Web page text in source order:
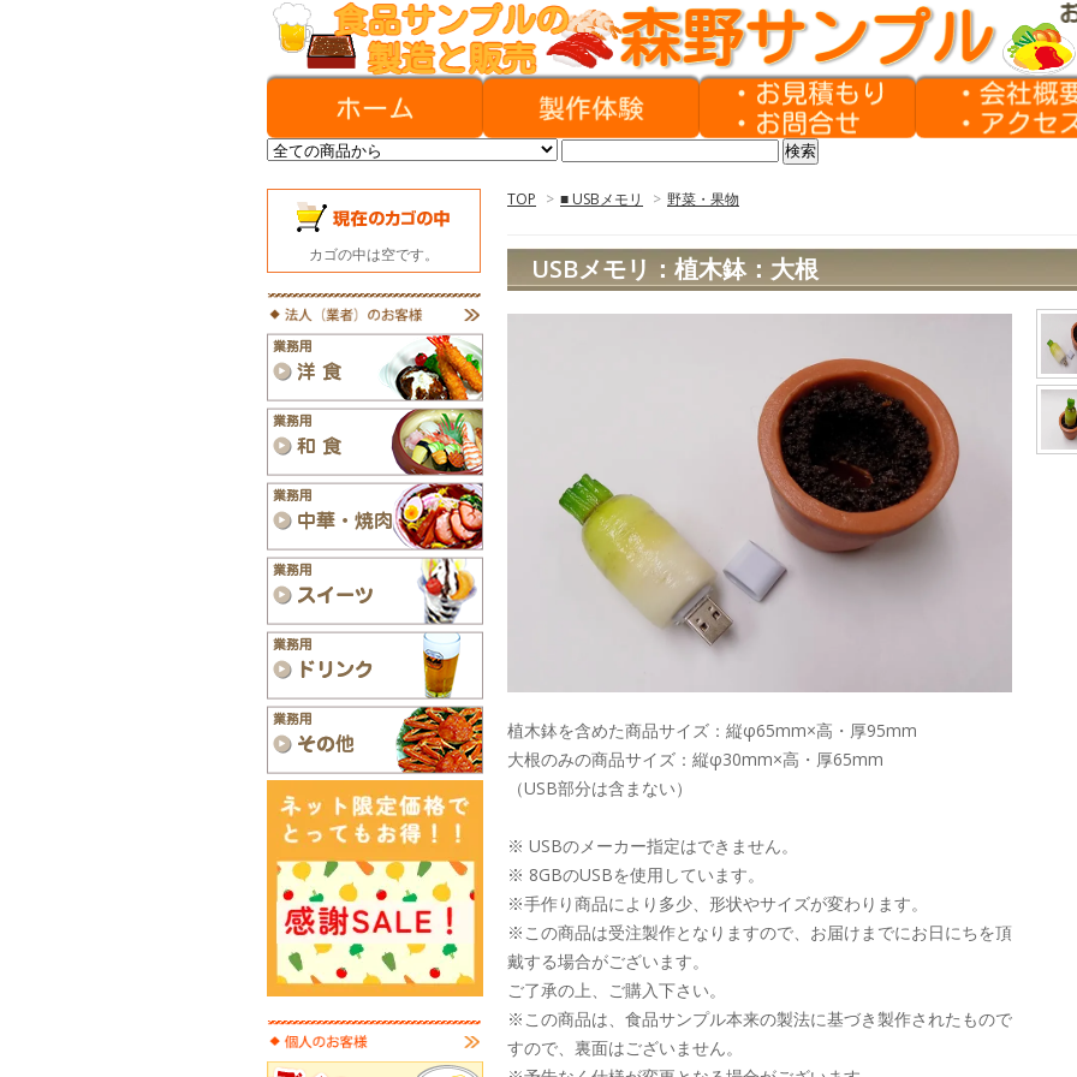
TOP > ■ USBメモリ > 野菜・果物
USBメモリ：植木鉢：大根
植木鉢を含めた商品サイズ：縦φ65mm×高・厚95mm
大根のみの商品サイズ：縦φ30mm×高・厚65mm
（USB部分は含まない）
※ USBのメーカー指定はできません。
※ 8GBのUSBを使用しています。
※手作り商品により多少、形状やサイズが変わります。
※この商品は受注製作となりますので、お届けまでにお日にちを頂
戴する場合がございます。
ご了承の上、ご購入下さい。
※この商品は、食品サンプル本来の製法に基づき製作されたもので
すので、裏面はございません。
カゴの中は空です。